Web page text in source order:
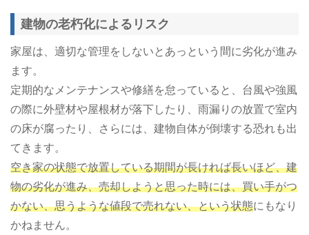
建物の老朽化によるリスク
家屋は、適切な管理をしないとあっという間に劣化が進み
ます。
定期的なメンテナンスや修繕を怠っていると、台風や強風
の際に外壁材や屋根材が落下したり、雨漏りの放置で室内
の床が腐ったり、さらには、建物自体が倒壊する恐れも出
てきます。
空き家の状態で放置している期間が長ければ長いほど、建
物の劣化が進み、売却しようと思った時には、買い手がつ
かない、思うような値段で売れない、という状態にもなり
かねません。